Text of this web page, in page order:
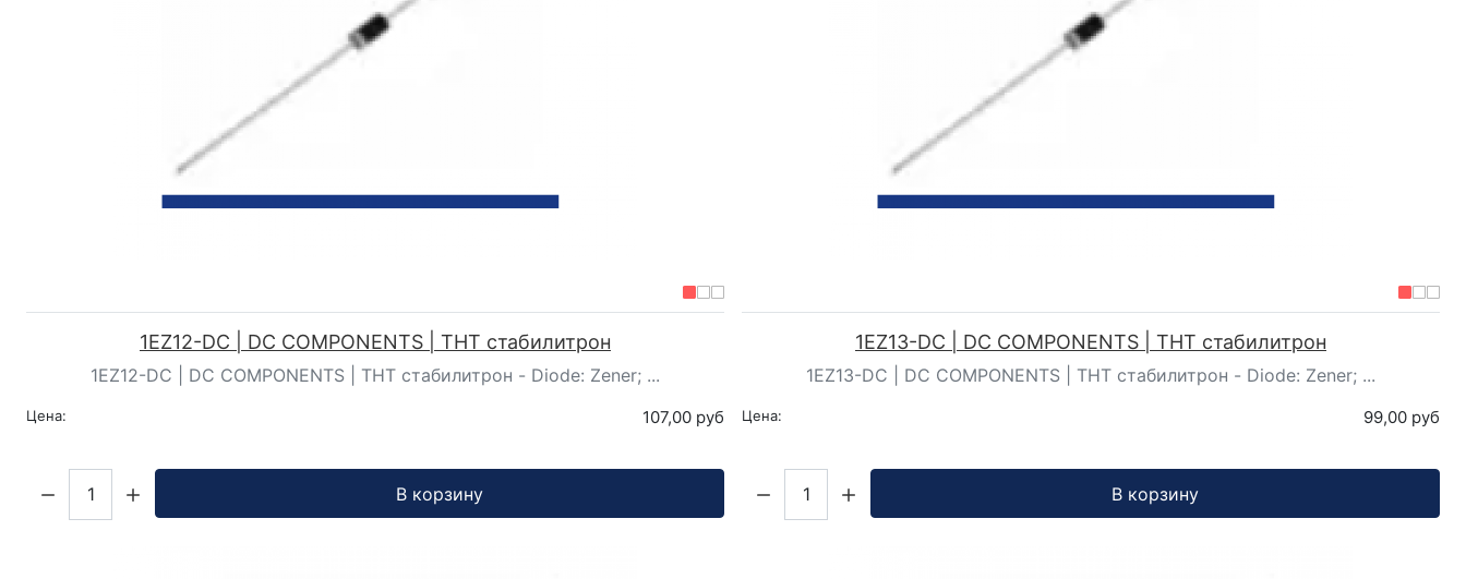
1EZ12-DC | DC COMPONENTS | ТНТ стабилитрон
1EZ12-DC | DC COMPONENTS | ТНТ стабилитрон - Diode: Zener; ...
Цена: 107,00 руб
В корзину
1EZ13-DC | DC COMPONENTS | ТНТ стабилитрон
1EZ13-DC | DC COMPONENTS | ТНТ стабилитрон - Diode: Zener; ...
Цена: 99,00 руб
В корзину